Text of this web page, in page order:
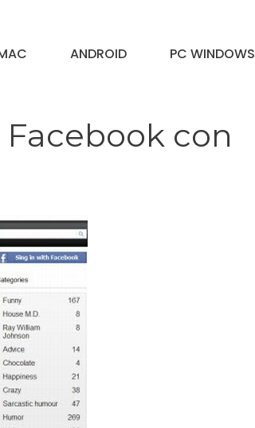
ANDROID PC WINDOWS
con